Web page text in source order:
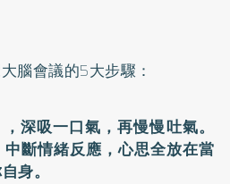
腦會議的5大步驟：
深吸一口氣，再慢慢吐氣。
斷情緒反應，心思全放在當
身。